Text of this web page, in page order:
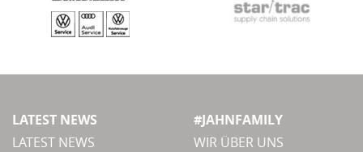
LATEST NEWS
LATEST NEWS
#JAHNFAMILY
WIR ÜBER UNS